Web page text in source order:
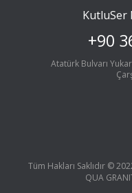
KutluSer
+90
Atatürk Bulvarı
Tüm Hakları Saklıdır ©
QUA